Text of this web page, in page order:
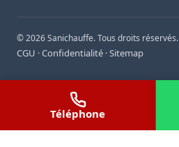
©2026Sanichauffe. Tous droits réservés.
CGU ·Confidentialité ·Sitemap